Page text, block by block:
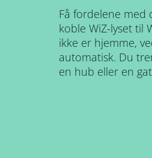
Få fordelene med
koble WiZ-lyset til
ikke er hjemme,
automatisk. Du
en hub eller en